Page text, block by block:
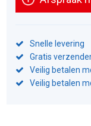
Snelle levering
Gratis
Veilig betalen
Veilig betalen